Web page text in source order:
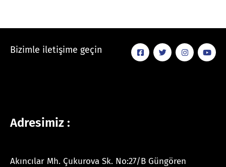
Bizimle iletişime geçin
Adresimiz :
Akıncılar Mh. Çukurova Sk. No:27/B Güngören